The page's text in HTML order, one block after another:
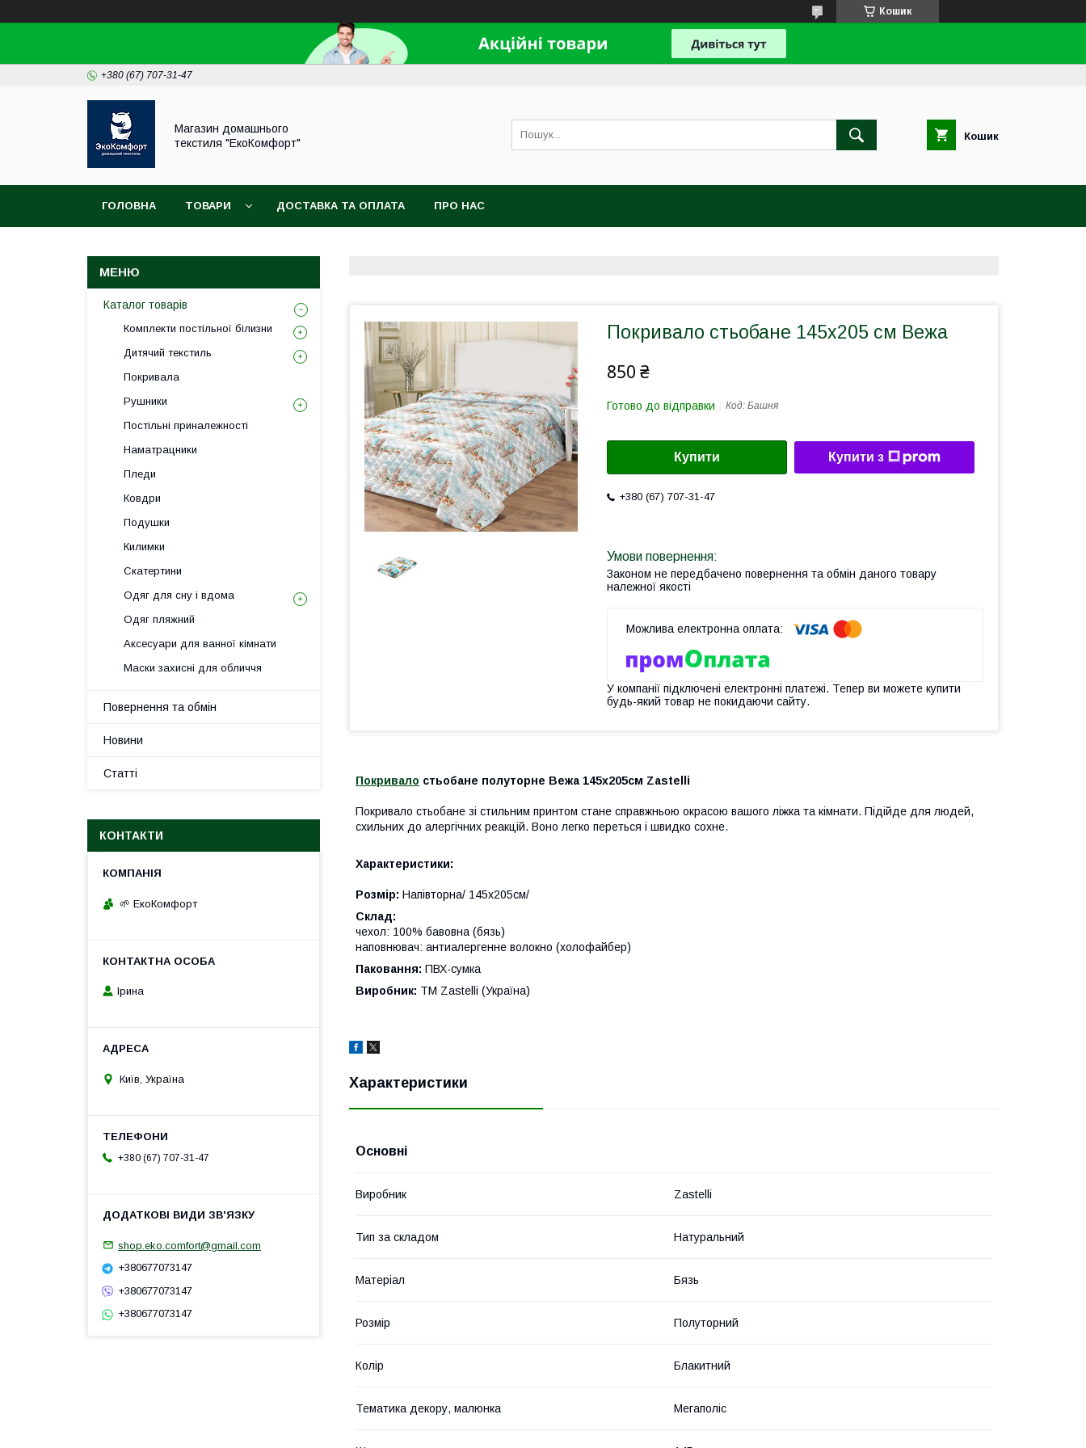
Кошик
+380 (67) 707-31-47
Магазин домашнього
текстиля "ЕкоКомфорт"
Кошик
ГОЛОВНА ТОВАРИ ДОСТАВКА ТА ОПЛАТА ПРО НАС
Покривало стьобане 145х205 см Вежа
850 ₴
Готово до відправки Код: Башня
Купити Купити з
+380 (67) 707-31-47
Законом не передбачено повернення та обмін даного товару
належної якості
У компанії підключені електронні платежі. Тепер ви можете купити
будь-який товар не покидаючи сайту.
Покривало стьобане полуторне Вежа 145х205см Zastelli
Покривало стьобане зі стильним принтом стане справжньою окрасою вашого ліжка та кімнати. Підійде для людей,
схильних до алергічних реакцій. Воно легко переться і швидко сохне.
Характеристики:
Розмір: Напівторна/ 145х205см/
Склад:
чехол: 100% бавовна (бязь)
наповнювач: антиалергенне волокно (холофайбер)
Паковання: ПВХ-сумка
Виробник: TM Zastelli (Україна)
Характеристики
Основні
Виробник Zastelli
Тип за складом Натуральний
Матеріал Бязь
Розмір Полуторний
Колір Блакитний
Тематика декору, малюнка Мегаполіс
Каталог товарів
Комплекти постільної білизни
Дитячий текстиль
Покривала
Рушники
Постільні приналежності
Наматрацники
Пледи
Ковдри
Подушки
Килимки
Скатертини
Одяг для сну і вдома
Одяг пляжний
Аксесуари для ванної кімнати
Маски захисні для обличчя
Повернення та обмін
Новини
Статті
КОНТАКТИ
🌱 ЕкоКомфорт
Ірина
Київ, Україна
+380 (67) 707-31-47
shop.eko.comfort@gmail.com
+380677073147
+380677073147
+380677073147